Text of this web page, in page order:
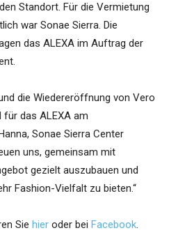
Standort. Für die Vermietung
war Sonae Sierra. Die
das ALEXA im Auftrag der
die Wiedereröffnung von Vero
für das ALEXA am
Sonae Sierra Center
uns, gemeinsam mit
gezielt auszubauen und
Fashion-Vielfalt zu bieten.“
Sie hier oder bei Facebook.